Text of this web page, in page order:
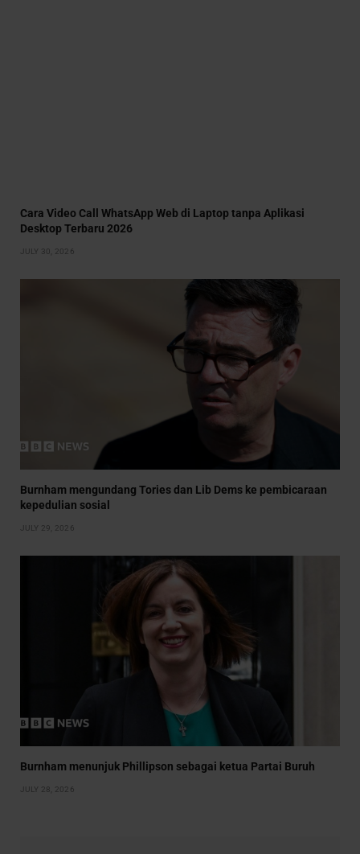
Cara Video Call WhatsApp Web di Laptop tanpa Aplikasi
Desktop Terbaru 2026
JULY 30, 2026
Burnham mengundang Tories dan Lib Dems ke pembicaraan
kepedulian sosial
JULY 29, 2026
Burnham menunjuk Phillipson sebagai ketua Partai Buruh
JULY 28, 2026